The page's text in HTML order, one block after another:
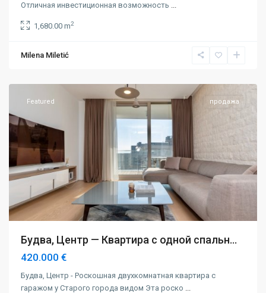
Отличная инвестиционная возможность ...
1,680.00 m2
Milena Miletić
Будва,
Featured продажа
Будва, Центр — Квартира с одной спальн...
420.000 €
Будва, Центр - Роскошная двухкомнатная квартира с
гаражом у Старого города видом Эта роско ...